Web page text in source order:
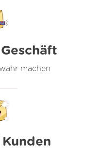
machen
Kunden